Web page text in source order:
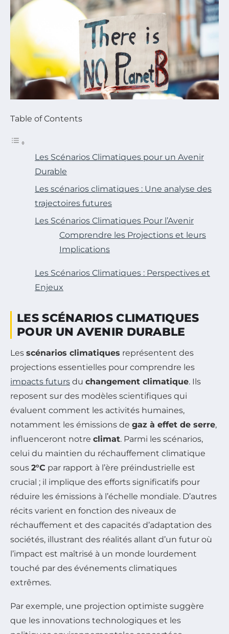
Table of Contents
Les Scénarios Climatiques pour un Avenir
Durable
Les scénarios climatiques : Une analyse des
trajectoires futures
Les Scénarios Climatiques Pour l’Avenir
Comprendre les Projections et leurs
Implications
Les Scénarios Climatiques : Perspectives et
Enjeux
LES SCÉNARIOS CLIMATIQUES
POUR UN AVENIR DURABLE
Les scénarios climatiques représentent des
projections essentielles pour comprendre les
impacts futurs du changement climatique. Ils
reposent sur des modèles scientifiques qui
évaluent comment les activités humaines,
notamment les émissions de gaz à effet de serre,
influenceront notre climat. Parmi les scénarios,
celui du maintien du réchauffement climatique
sous 2°C par rapport à l’ère préindustrielle est
crucial ; il implique des efforts significatifs pour
réduire les émissions à l’échelle mondiale. D’autres
récits varient en fonction des niveaux de
réchauffement et des capacités d’adaptation des
sociétés, illustrant des réalités allant d’un futur où
l’impact est maîtrisé à un monde lourdement
touché par des événements climatiques
extrêmes.
Par exemple, une projection optimiste suggère
que les innovations technologiques et les